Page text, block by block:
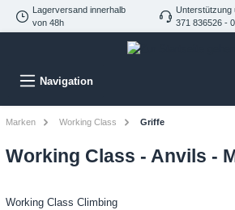
Lagerversand innerhalb
von 48h
Unterstützung
371 836526 -
Navigation
Marken Working Class Griffe
Working Class - Anvils -
Working Class Climbing